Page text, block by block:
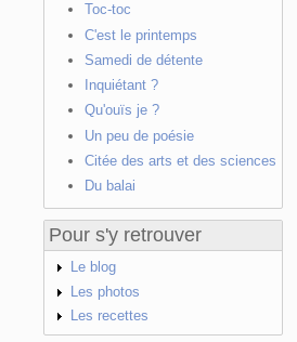
Toc-toc
C'est le printemps
Samedi de détente
Inquiétant ?
Qu'ouïs je ?
Un peu de poésie
Citée des arts et des sciences
Du balai
Pour s'y retrouver
Le blog
Les photos
Les recettes